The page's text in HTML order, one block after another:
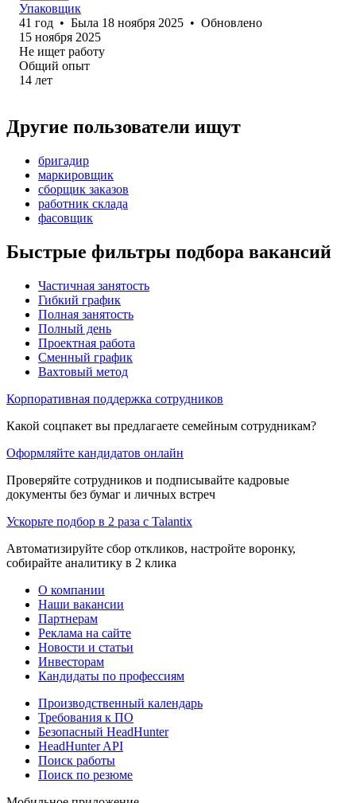
Упаковщик
41 год • Была 18 ноября 2025 • Обновлено
15 ноября 2025
Не ищет работу
Общий опыт
14 лет
Другие пользователи ищут
бригадир
маркировщик
сборщик заказов
работник склада
фасовщик
Быстрые фильтры подбора вакансий
Частичная занятость
Гибкий график
Полная занятость
Полный день
Проектная работа
Сменный график
Вахтовый метод
Корпоративная поддержка сотрудников
Какой соцпакет вы предлагаете семейным сотрудникам?
Оформляйте кандидатов онлайн
Проверяйте сотрудников и подписывайте кадровые
документы без бумаг и личных встреч
Ускорьте подбор в 2 раза с Talantix
Автоматизируйте сбор откликов, настройте воронку,
собирайте аналитику в 2 клика
О компании
Наши вакансии
Партнерам
Реклама на сайте
Новости и статьи
Инвесторам
Кандидаты по профессиям
Производственный календарь
Требования к ПО
Безопасный HeadHunter
HeadHunter API
Поиск работы
Поиск по резюме